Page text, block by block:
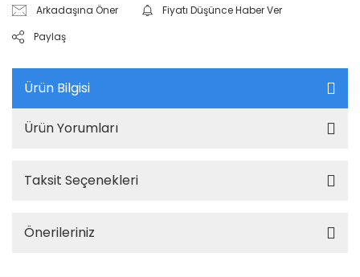
Arkadaşına Öner
Fiyatı Düşünce Haber Ver
Paylaş
Ürün Bilgisi
Ürün Yorumları
Taksit Seçenekleri
Önerileriniz